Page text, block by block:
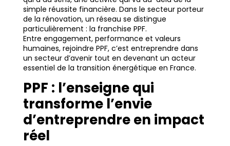
simple réussite financière. Dans le secteur porteur
de la rénovation, un réseau se distingue
particulièrement : la franchise PPF.
Entre engagement, performance et valeurs
humaines, rejoindre PPF, c’est entreprendre dans
un secteur d’avenir tout en devenant un acteur
essentiel de la transition énergétique en France.
PPF : l’enseigne qui
transforme l’envie
d’entreprendre en impact
réel